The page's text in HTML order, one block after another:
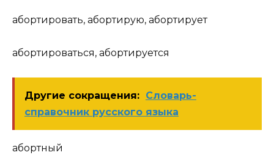
абортировать, абортирую, абортирует
абортироваться, абортируется
Другие сокращения: Словарь-
справочник русского языка
абортный